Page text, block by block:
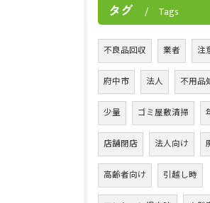
タグ Tags
不良品回収 業者 注
府中市 法人 不用品
少量 ゴミ屋敷清掃
店舗閉店 法人向け
高齢者向け 引越し時